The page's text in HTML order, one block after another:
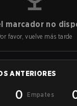
marcador no
favor, vuelve más tarde
ANTERIORES
0 Empates